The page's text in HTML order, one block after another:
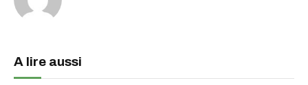
A lire aussi